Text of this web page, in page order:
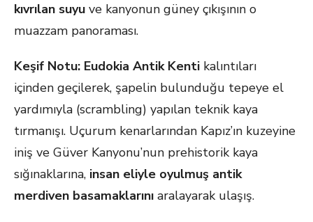
kıvrılan suyu ve kanyonun güney çıkışının o
muazzam panoraması.
Keşif Notu: Eudokia Antik Kenti kalıntıları
içinden geçilerek, şapelin bulunduğu tepeye el
yardımıyla (scrambling) yapılan teknik kaya
tırmanışı. Uçurum kenarlarından Kapız’ın kuzeyine
iniş ve Güver Kanyonu’nun prehistorik kaya
sığınaklarına, insan eliyle oyulmuş antik
merdiven basamaklarını aralayarak ulaşış.